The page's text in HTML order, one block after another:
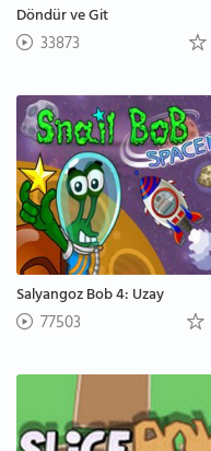
Döndür ve Git
33873
Salyangoz Bob 4: Uzay
77503